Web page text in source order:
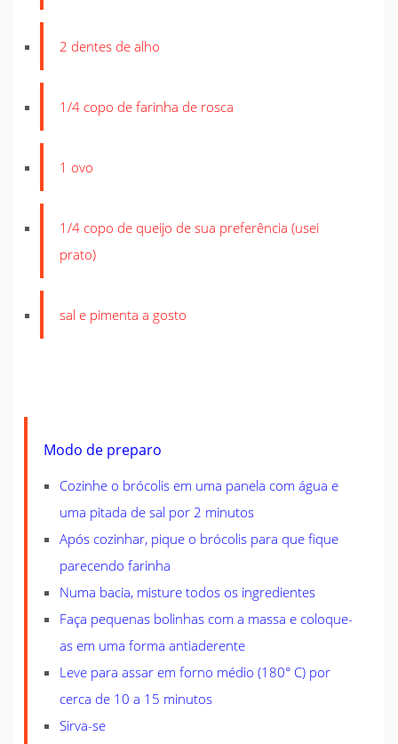
2 dentes de alho
1/4 copo de farinha de rosca
1 ovo
1/4 copo de queijo de sua preferência (usei
prato)
sal e pimenta a gosto
Modo de preparo
Cozinhe o brócolis em uma panela com água e
uma pitada de sal por 2 minutos
Após cozinhar, pique o brócolis para que fique
parecendo farinha
Numa bacia, misture todos os ingredientes
Faça pequenas bolinhas com a massa e coloque-
as em uma forma antiaderente
Leve para assar em forno médio (180° C) por
cerca de 10 a 15 minutos
Sirva-se